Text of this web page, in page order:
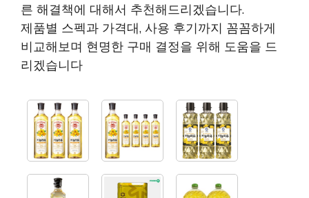
른 해결책에 대해서 추천해드리겠습니다.
제품별 스펙과 가격대, 사용 후기까지 꼼꼼하게
비교해보며 현명한 구매 결정을 위해 도움을 드
리겠습니다